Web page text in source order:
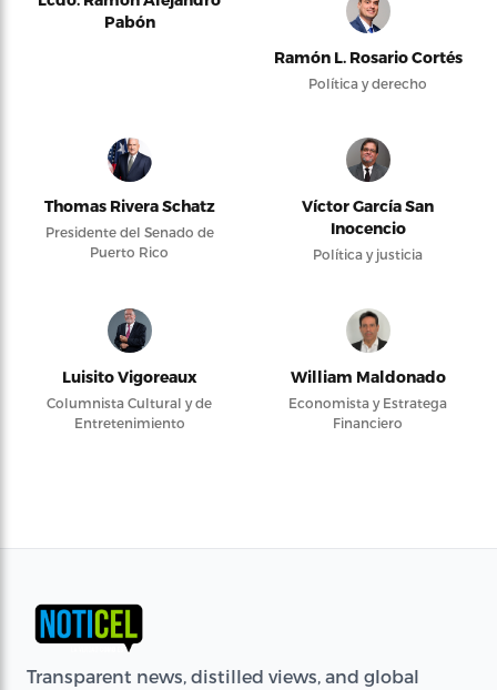
Pabón
Ramón L. Rosario Cortés
Política y derecho
Thomas Rivera Schatz
Presidente del Senado de
Puerto Rico
Víctor García San
Inocencio
Política y justicia
Luisito Vigoreaux
Columnista Cultural y de
Entretenimiento
William Maldonado
Economista y Estratega
Financiero
Transparent news, distilled views, and global